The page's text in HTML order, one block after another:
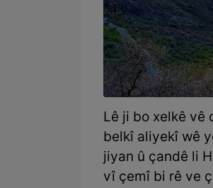
Lê ji bo xelkê vê
belkî aliyekî wê
jiyan û çandê li
vî çemî bi rê ve